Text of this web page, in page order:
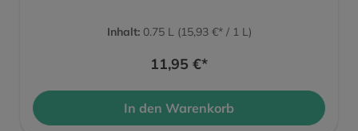
Inhalt: 0.75 L (15,93 €* / 1 L)
11,95 €*
In den Warenkorb